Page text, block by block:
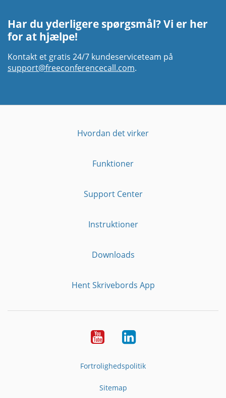
Har du yderligere spørgsmål? Vi er her
for at hjælpe!
Kontakt et gratis 24/7 kundeserviceteam på
support@freeconferencecall.com.
Hvordan det virker
Funktioner
Support Center
Instruktioner
Downloads
Hent Skrivebords App
YouTubeLinkedIn
Fortrolighedspolitik
Sitemap